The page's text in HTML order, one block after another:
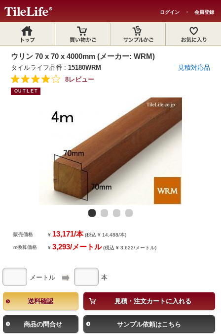
ログイン ・ 会員登録
ウリン 70 x 70 x 4000mm (メーカー: WRM)
タイルライフ品番 :15180WRM
見積対応品
8レビュー
OUTLET
販売価格 ¥ 13,171/本(税込 ¥ 14,488/本)
m換算価格 ¥3,293/メートル(税込 ¥ 3,622/メートル)
メートル 本
送料確認 見積・注文カートに入れる
商品の問合せ サンプル依頼はこちら